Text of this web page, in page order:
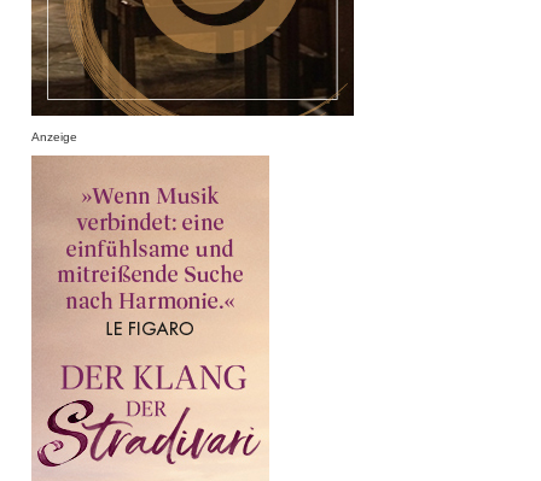
Anzeige